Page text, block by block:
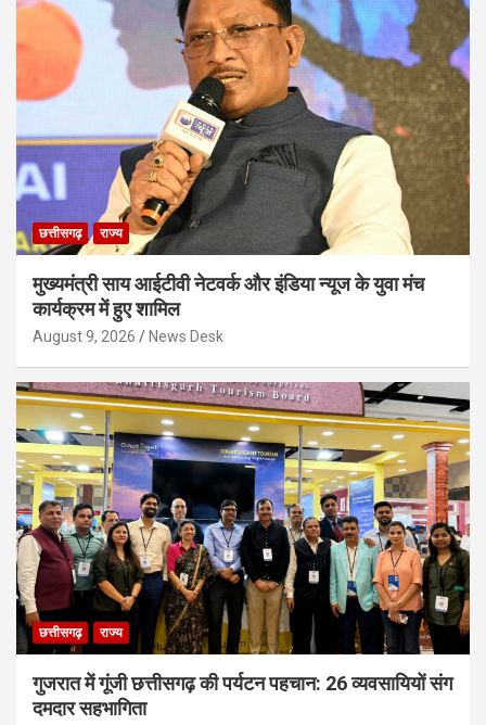
छत्तीसगढ़ राज्य
मुख्यमंत्री साय आईटीवी नेटवर्क और इंडिया न्यूज के युवा मंच
कार्यक्रम में हुए शामिल
August 9, 2026 News Desk
छत्तीसगढ़ राज्य
गुजरात में गूंजी छत्तीसगढ़ की पर्यटन पहचान: 26 व्यवसायियों संग
दमदार सहभागिता